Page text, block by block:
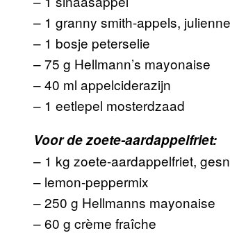
– 1 granny smith-appels,
– 1 bosje peterselie
– 75 g Hellmann’s mayonaise
– 40 ml appelciderazijn
– 1 eetlepel mosterdzaad
Voor de zoete-aardappelfriet:
– 1 kg zoete-aardappelfriet,
– lemon-peppermix
– 250 g Hellmanns mayonaise
– 60 g crème fraîche